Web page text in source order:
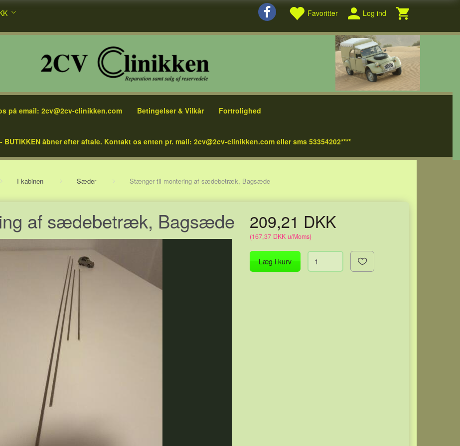
Favoritter Log ind
på email: 2cv@2cv-clinikken.com Betingelser & Vilkår Fortrolighed
BUTIKKEN åbner efter aftale. Kontakt os enten pr. mail: 2cv@2cv-clinikken.com eller sms 53354202****
I kabinen Sæder Stænger til montering af sædebetræk, Bagsæde
af sædebetræk, Bagsæde 209,21 DKK
(167,37 DKK u/Moms)
Læg i kurv